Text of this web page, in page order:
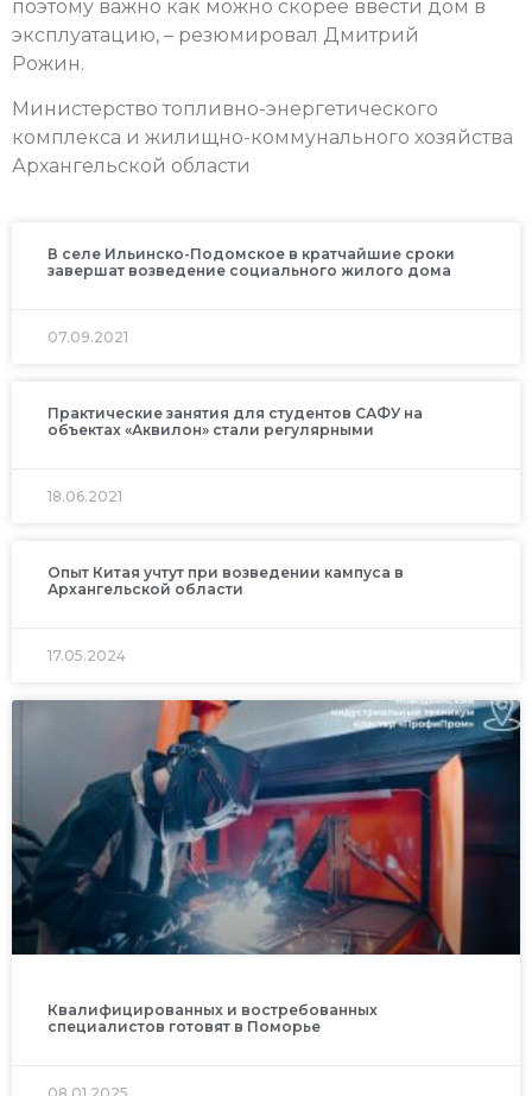
поэтому важно как можно скорее ввести дом в
эксплуатацию, – резюмировал Дмитрий
Рожин.
Министерство топливно-энергетического
комплекса и жилищно-коммунального хозяйства
Архангельской области
В селе Ильинско-Подомское в кратчайшие сроки
завершат возведение социального жилого дома
07.09.2021
Практические занятия для студентов САФУ на
объектах «Аквилон» стали регулярными
18.06.2021
Опыт Китая учтут при возведении кампуса в
Архангельской области
17.05.2024
Квалифицированных и востребованных
специалистов готовят в Поморье